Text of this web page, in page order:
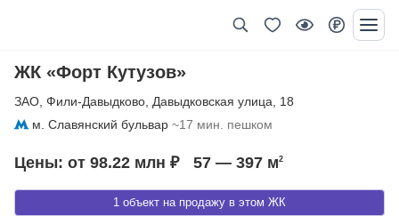
ЖК «Форт Кутузов»
ЗАО Фили-Давыдково Давыдковская улица
18
м. Славянский бульвар ~17 мин. пешком
1 объект на продажу в этом ЖК
Цены: от 98.22 млн ₽ 57 — 397 м2